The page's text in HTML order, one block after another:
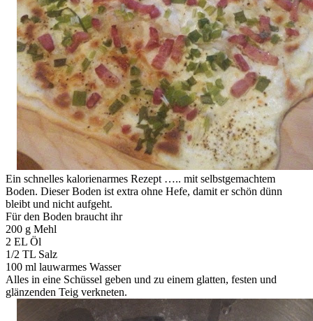
Ein schnelles kalorienarmes Rezept ….. mit selbstgemachtem
Boden. Dieser Boden ist extra ohne Hefe, damit er schön dünn
bleibt und nicht aufgeht.
Für den Boden braucht ihr
200 g Mehl
2 EL Öl
1/2 TL Salz
100 ml lauwarmes Wasser
Alles in eine Schüssel geben und zu einem glatten, festen und
glänzenden Teig verkneten.